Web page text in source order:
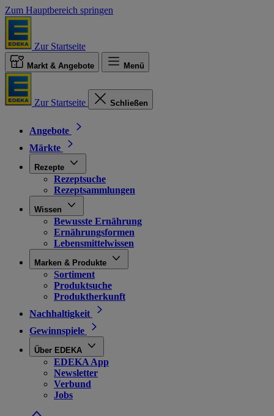
Zum Hauptbereich springen
Zur Startseite
Markt & Angebote Menü
Zur Startseite Schließen
Angebote
Märkte
Rezepte
Rezeptsuche
Rezeptsammlungen
Wissen
Bewusste Ernährung
Ernährungsformen
Lebensmittelwissen
Marken & Produkte
Sortiment
Produktsuche
Produktherkunft
Nachhaltigkeit
Gewinnspiele
Über EDEKA
EDEKA App
Newsletter
Verbund
Jobs